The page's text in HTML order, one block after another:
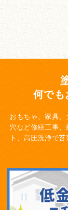
何でも
おもちゃ、家具
穴など修繕工事、
ト、高圧洗浄で